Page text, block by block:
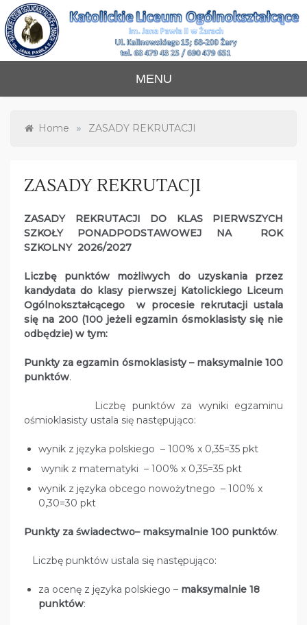
Skip
to
content
Katolickie Liceum
Ogólnokształcące
MENU
Home » ZASADY REKRUTACJI
ZASADY REKRUTACJI
ZASADY REKRUTACJI DO KLAS PIERWSZYCH
SZKOŁY PONADPODSTAWOWEJ NA ROK
SZKOLNY 2026/2027
Liczbę punktów możliwych do uzyskania przez
kandydata do klasy pierwszej Katolickiego Liceum
Ogólnokształcącego w procesie rekrutacji ustala
się na 200 (100 jeżeli egzamin ósmoklasisty się nie
odbędzie) w tym:
Punkty za egzamin ósmoklasisty – maksymalnie 100
punktów.
Liczbę punktów za wyniki egzaminu
ośmioklasisty ustala się następująco:
wynik z języka polskiego – 100% x 0,35=35 pkt
wynik z matematyki – 100% x 0,35=35 pkt
wynik z języka obcego nowożytnego – 100% x
0,30=30 pkt
Punkty za świadectwo– maksymalnie 100 punktów.
Liczbę punktów ustala się następująco:
za ocenę z języka polskiego – maksymalnie 18
punktów: